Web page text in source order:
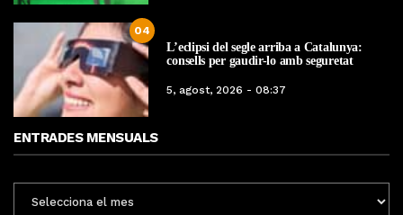
04
L’eclipsi del segle arriba a Catalunya:
consells per gaudir-lo amb seguretat
5, agost, 2026 - 08:37
ENTRADES MENSUALS
MENSUALS